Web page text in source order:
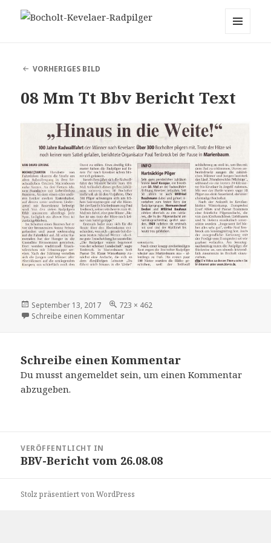
VORHERIGES BILD
08 Mm Tt Bbv Bericht Text
Veröffentlicht
am
September 13, 2017
Volle
Größe
723 × 462
Schreibe einen Kommentarzu 08 Mm Tt Bbv Bericht Text
Schreibe einen Kommentar
Du musstangemeldet sein, um einen Kommentar
abzugeben.
Navigation
VERÖFFENTLICHT IN
BBV-Bericht vom 26.08.08
Stolz präsentiert von WordPress